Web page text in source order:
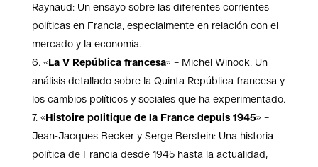
Raynaud: Un ensayo sobre las diferentes corrientes
políticas en Francia, especialmente en relación con el
mercado y la economía.
«La V República francesa» – Michel Winock: Un
análisis detallado sobre la Quinta República francesa y
los cambios políticos y sociales que ha experimentado.
«Histoire politique de la France depuis 1945» –
Jean-Jacques Becker y Serge Berstein: Una historia
política de Francia desde 1945 hasta la actualidad,